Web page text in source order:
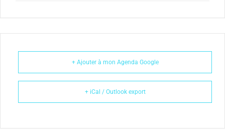
+ Ajouter à mon Agenda Google
+ iCal / Outlook export